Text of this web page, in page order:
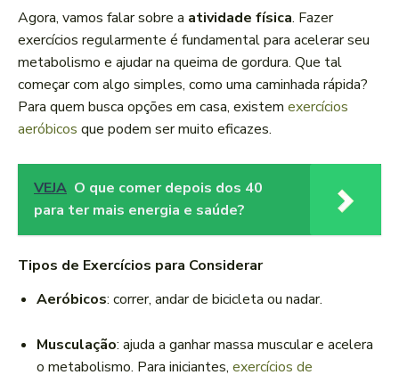
Agora, vamos falar sobre a atividade física. Fazer
exercícios regularmente é fundamental para acelerar seu
metabolismo e ajudar na queima de gordura. Que tal
começar com algo simples, como uma caminhada rápida?
Para quem busca opções em casa, existem exercícios
aeróbicos que podem ser muito eficazes.
VEJA O que comer depois dos 40
para ter mais energia e saúde?
Tipos de Exercícios para Considerar
Aeróbicos: correr, andar de bicicleta ou nadar.
Musculação: ajuda a ganhar massa muscular e acelera
o metabolismo. Para iniciantes, exercícios de